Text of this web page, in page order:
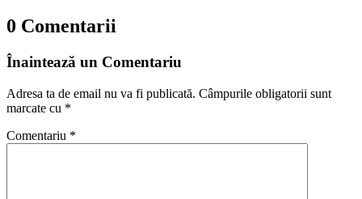
0 Comentarii
Înaintează un Comentariu
Adresa ta de email nu va fi publicată. Câmpurile obligatorii sunt
marcate cu *
Comentariu *